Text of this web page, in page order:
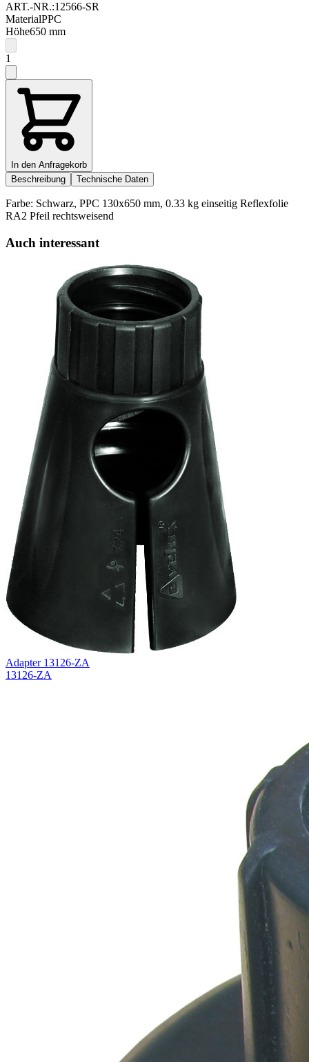
ART.-NR.:12566-SR
MaterialPPC
Höhe650 mm
1
In den Anfragekorb
Beschreibung
Technische Daten
Farbe: Schwarz, PPC 130x650 mm, 0.33 kg einseitig Reflexfolie
RA2 Pfeil rechtsweisend
Auch interessant
Adapter 13126-ZA
13126-ZA